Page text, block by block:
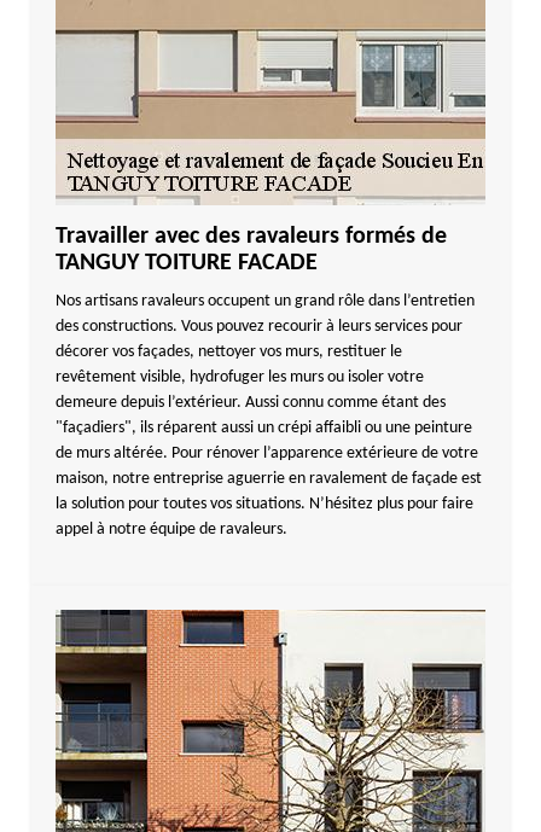
Travailler avec des ravaleurs formés de
TANGUY TOITURE FACADE
Nos artisans ravaleurs occupent un grand rôle dans l’entretien
des constructions. Vous pouvez recourir à leurs services pour
décorer vos façades, nettoyer vos murs, restituer le
revêtement visible, hydrofuger les murs ou isoler votre
demeure depuis l’extérieur. Aussi connu comme étant des
"façadiers", ils réparent aussi un crépi affaibli ou une peinture
de murs altérée. Pour rénover l’apparence extérieure de votre
maison, notre entreprise aguerrie en ravalement de façade est
la solution pour toutes vos situations. N’hésitez plus pour faire
appel à notre équipe de ravaleurs.